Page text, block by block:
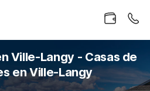
Ville-Langy - Casas de
en Ville-Langy